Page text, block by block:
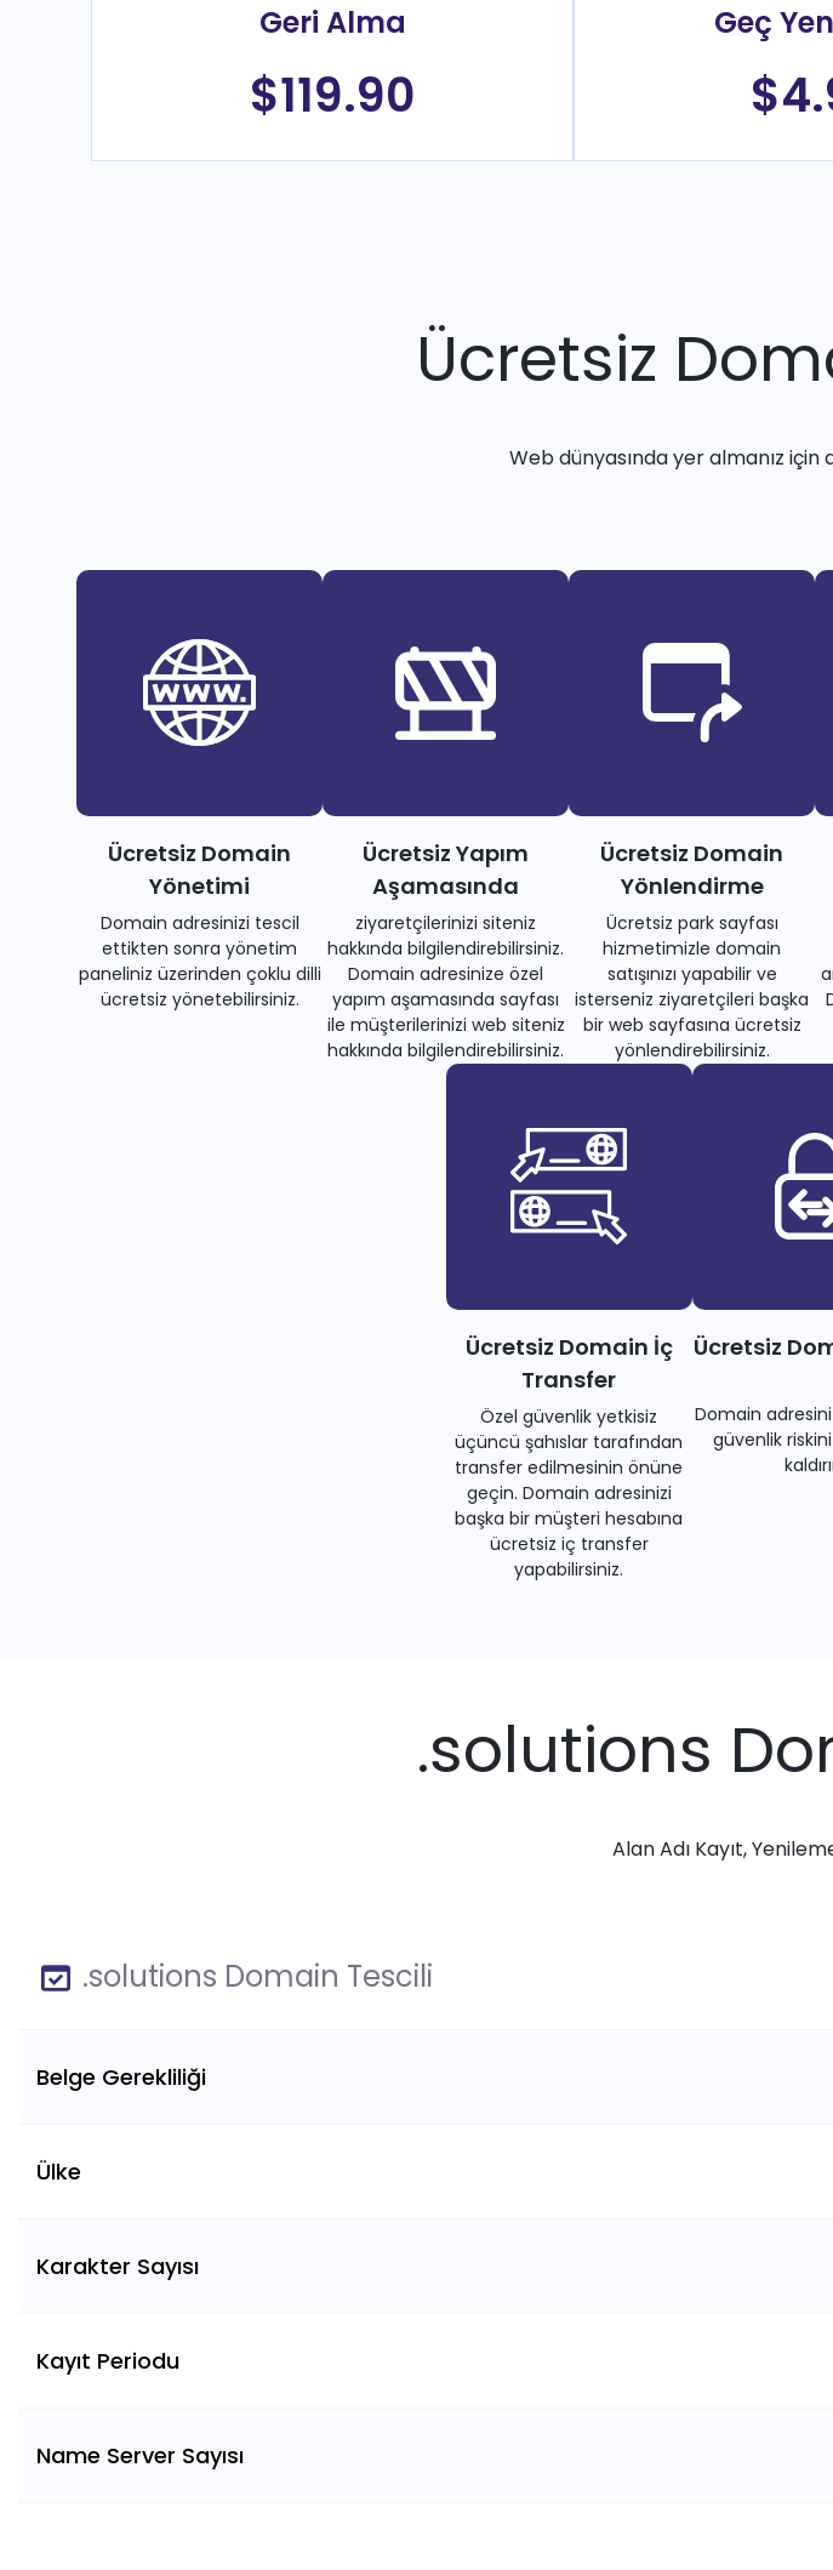
Geri Alma
$119.90
Geç
Ücretsiz
Web dünyasında yer almanız
Ücretsiz Domain
Yönetimi
Domain adresinizi tescil
ettikten sonra yönetim
paneliniz üzerinden çoklu dilli
ücretsiz yönetebilirsiniz.
Ücretsiz Yapım
Aşamasında
ziyaretçilerinizi siteniz
hakkında bilgilendirebilirsiniz.
Domain adresinize özel
yapım aşamasında sayfası
ile müşterilerinizi web siteniz
hakkında bilgilendirebilirsiniz.
Ücretsiz Domain
Yönlendirme
Ücretsiz park sayfası
hizmetimizle domain
satışınızı yapabilir ve
isterseniz ziyaretçileri başka
bir web sayfasına ücretsiz
yönlendirebilirsiniz.
Ücretsiz Domain İç
Transfer
Özel güvenlik yetkisiz
üçüncü şahıslar tarafından
transfer edilmesinin önüne
geçin. Domain adresinizi
başka bir müşteri hesabına
ücretsiz iç transfer
yapabilirsiniz.
Ücretsiz
Domain
güvenlik
.solutions
Alan Adı Kayıt,
.solutions Domain Tescili
Belge Gerekliliği
Ülke
Karakter Sayısı
Kayıt Periodu
Name Server Sayısı